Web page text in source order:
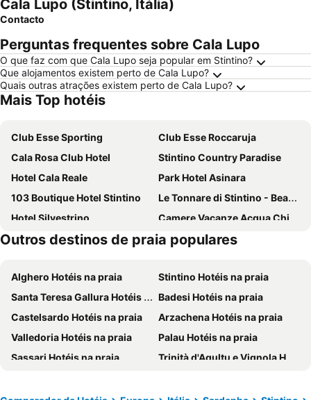
Cala Lupo (Stintino, Itália)
Contacto
Perguntas frequentes sobre Cala Lupo
O que faz com que Cala Lupo seja popular em Stintino?
Que alojamentos existem perto de Cala Lupo?
Quais outras atrações existem perto de Cala Lupo?
Mais Top hotéis
Club Esse Sporting
Club Esse Roccaruja
Cala Rosa Club Hotel
Stintino Country Paradise
Hotel Cala Reale
Park Hotel Asinara
103 Boutique Hotel Stintino
Le Tonnare di Stintino - Beach Resort
Hotel Silvestrino
Camere Vacanze Acqua Chiara
balai suite
Cala Lupo Resort
Hotel Baia Tartuga
Lina Hotel
Villa Angeli Luxury Piscina Esclusiva
La Finestra su Stintino
Hotel Elisa
Club Roccaruja
Outros destinos de praia populares
Alghero Hotéis na praia
Stintino Hotéis na praia
Santa Teresa Gallura Hotéis na praia
Badesi Hotéis na praia
Castelsardo Hotéis na praia
Arzachena Hotéis na praia
Valledoria Hotéis na praia
Palau Hotéis na praia
Sassari Hotéis na praia
Trinità d'Agultu e Vignola Hotéis na praia
Sorso Hotéis na praia
Sant'Antonio di Gallura Hotéis na praia